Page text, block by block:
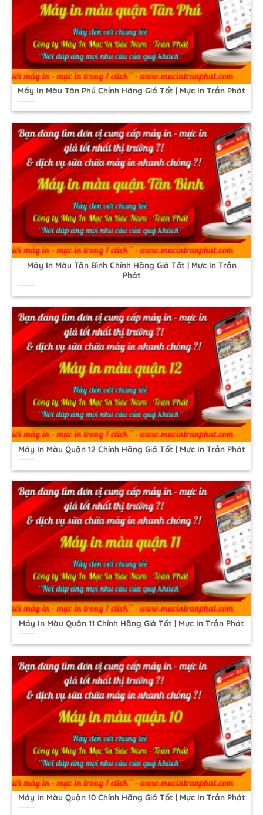
Máy In Màu Tân Phú Chính Hãng Giá Tốt | Mực In Trần Phát
Máy In Màu Tân Bình Chính Hãng Giá Tốt | Mực In Trần
Phát
Máy In Màu Quận 12 Chính Hãng Giá Tốt | Mực In Trần Phát
Máy In Màu Quận 11 Chính Hãng Giá Tốt | Mực In Trần Phát
Máy In Màu Quận 10 Chính Hãng Giá Tốt | Mực In Trần Phát